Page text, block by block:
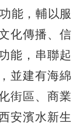
能，輔以服
化傳播、信
能，串聯起
並建有海綿
街區、商業
安濱水新生